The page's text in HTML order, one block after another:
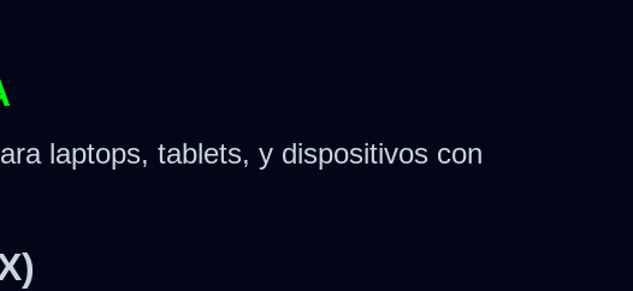
laptops, tablets, y dispositivos con